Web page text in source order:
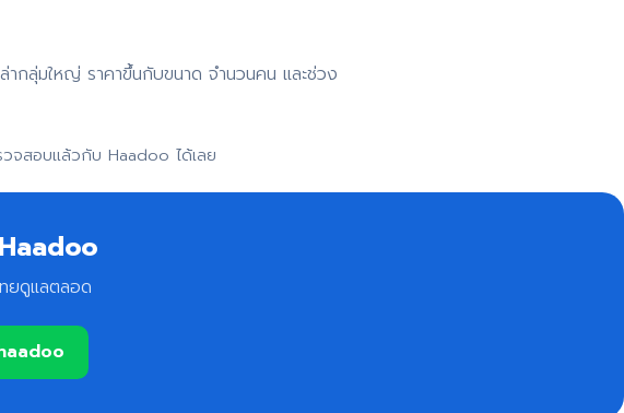
กลุ่มใหญ่ ราคาขึ้นกับขนาด จำนวนคน และช่วง
จสอบแล้วกับ Haadoo ได้เลย
ยดูแลตลอด